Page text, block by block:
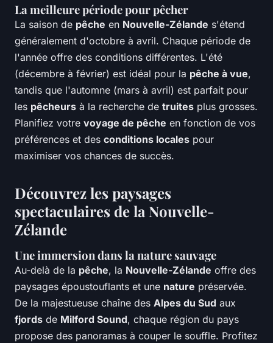
La meilleure période pour pêcher
La saison de pêche en Nouvelle-Zélande s'étend
généralement d'octobre à avril. Chaque période de
l'année offre des conditions différentes. L'été
(décembre à février) est idéal pour la pêche à vue,
tandis que l'automne (mars à avril) est parfait pour
les pêcheurs à la recherche de truites plus grosses.
Planifiez votre voyage de pêche en fonction de vos
préférences et des conditions locales pour
maximiser vos chances de succès.
Découvrez les paysages
spectaculaires de la Nouvelle-
Zélande
Une immersion dans la nature sauvage
Au-delà de la pêche, la Nouvelle-Zélande offre des
paysages époustouflants et une nature préservée.
De la majestueuse chaîne des Alpes du Sud aux
fjords de Milford Sound, chaque région du pays
propose des panoramas à couper le souffle. Profitez